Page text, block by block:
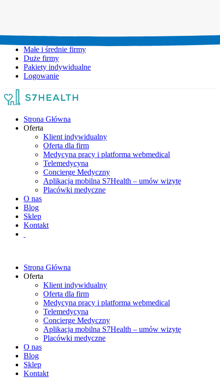
Małe i średnie firmy
Duże firmy
Pakiety indywidualne
Logowanie
Strona Główna
Oferta
Klient indywidualny
Oferta dla firm
Medycyna pracy i platforma webmedical
Telemedycyna
Concierge Medyczny
Aplikacja mobilna S7Health – umów wizytę
Placówki medyczne
O nas
Blog
Sklep
Kontakt
Strona Główna
Oferta
Klient indywidualny
Oferta dla firm
Medycyna pracy i platforma webmedical
Telemedycyna
Concierge Medyczny
Aplikacja mobilna S7Health – umów wizytę
Placówki medyczne
O nas
Blog
Sklep
Kontakt